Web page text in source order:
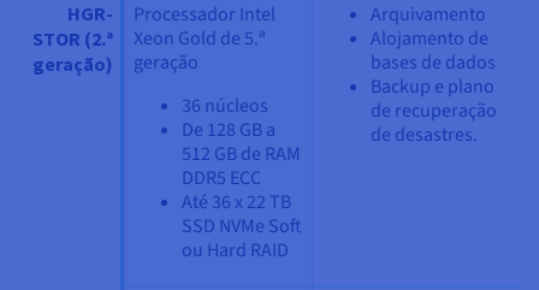
HGR-
STOR (2.ª
geração)
Processador Intel
Xeon Gold de 5.ª
geração
36 núcleos
De 128 GB a
512 GB de RAM
DDR5 ECC
Até 36 x 22 TB
SSD NVMe Soft
ou Hard RAID
Arquivamento
Alojamento de
bases de dados
Backup e plano
de recuperação
de desastres.